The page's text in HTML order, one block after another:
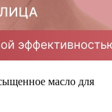
масло для